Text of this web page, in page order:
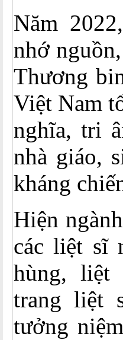
Năm
nhớ
Thương
Việt Nam
nghĩa, tri
nhà giáo,
kháng
Hiện
các liệt sĩ
hùng, liệt
trang liệt
tưởng